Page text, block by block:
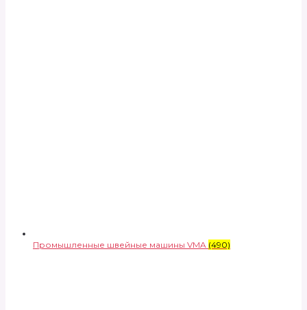
Промышленные швейные машины VMA (490)